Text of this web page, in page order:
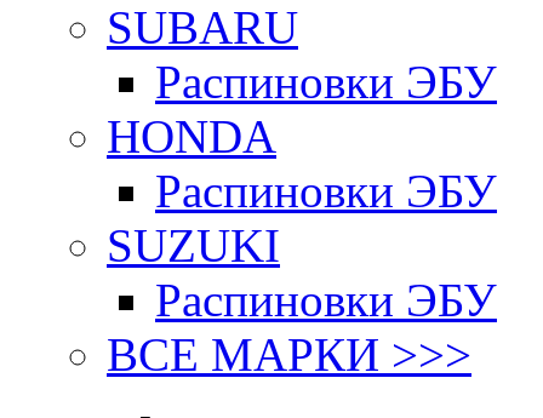
SUBARU
Распиновки ЭБУ
HONDA
Распиновки ЭБУ
SUZUKI
Распиновки ЭБУ
ВСЕ МАРКИ >>>